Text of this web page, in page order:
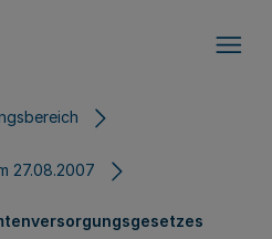
27.08.2007